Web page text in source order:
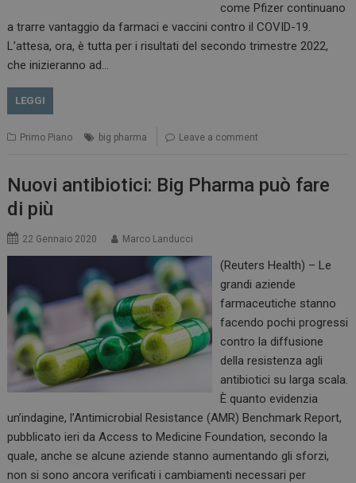
come Pfizer continuano
a trarre vantaggio da farmaci e vaccini contro il COVID-19.
L’attesa, ora, è tutta per i risultati del secondo trimestre 2022,
che inizieranno ad…
LEGGI
Primo Piano big pharma Leave a comment
Nuovi antibiotici: Big Pharma può fare
di più
22 Gennaio 2020 Marco Landucci
(Reuters Health) – Le
grandi aziende
farmaceutiche stanno
facendo pochi progressi
contro la diffusione
della resistenza agli
antibiotici su larga scala.
È quanto evidenzia
un’indagine, l’Antimicrobial Resistance (AMR) Benchmark Report,
pubblicato ieri da Access to Medicine Foundation, secondo la
quale, anche se alcune aziende stanno aumentando gli sforzi,
non si sono ancora verificati i cambiamenti necessari per